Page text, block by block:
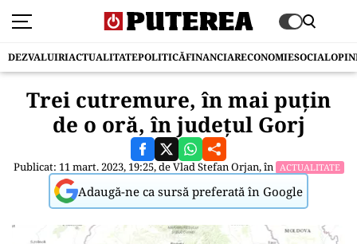
DEZVALUIRIACTUALITATEPOLITICĂFINANCIARECONOMIESOCIAL
Trei cutremure, în mai puțin
de o oră, în județul Gorj
Publicat: 11 mart. 2023, 19:25, deVlad Stefan Orjan, în ACTUALITATE
Adaugă-ne ca sursă preferată în Google